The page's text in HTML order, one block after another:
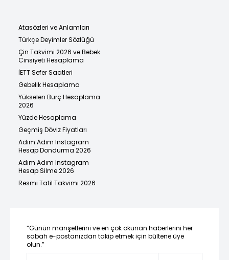
Atasözleri ve Anlamları
Türkçe Deyimler Sözlüğü
Çin Takvimi 2026 ve Bebek
Cinsiyeti Hesaplama
İETT Sefer Saatleri
Gebelik Hesaplama
Yükselen Burç Hesaplama
2026
Yüzde Hesaplama
Geçmiş Döviz Fiyatları
Adım Adım Instagram
Hesap Dondurma 2026
Adım Adım Instagram
Hesap Silme 2026
Resmi Tatil Takvimi 2026
“Günün manşetlerini ve en çok okunan haberlerini her
sabah e-postanızdan takip etmek için bültene üye
olun.”